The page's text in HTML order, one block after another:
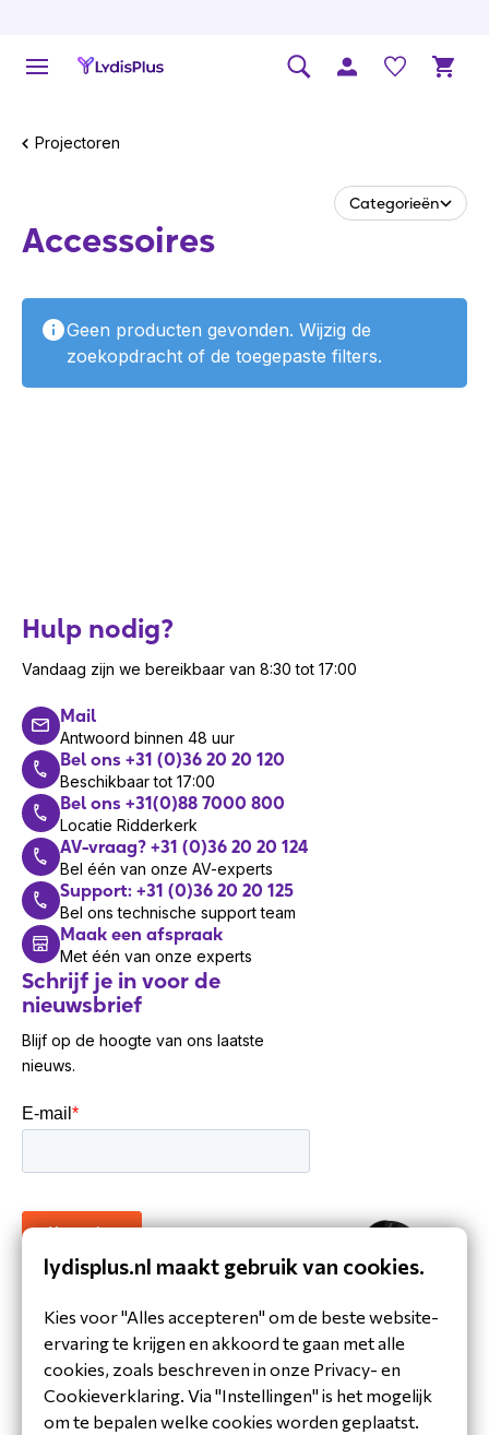
Projectoren
Categorieën
Accessoires
Geen producten gevonden. Wijzig de
zoekopdracht of de toegepaste filters.
Hulp nodig?
Vandaag zijn we bereikbaar van 8:30 tot 17:00
Mail
Antwoord binnen 48 uur
Bel ons +31 (0)36 20 20 120
Beschikbaar tot 17:00
Bel ons +31(0)88 7000 800
Locatie Ridderkerk
AV-vraag? +31 (0)36 20 20 124
Bel één van onze AV-experts
Support: +31 (0)36 20 20 125
Bel ons technische support team
Maak een afspraak
Met één van onze experts
Schrijf je in voor de
nieuwsbrief
Blijf op de hoogte van ons laatste
nieuws.
30 jaar ervaring in de branche
Toegewijd Nederlands service- en
ondersteuningsteam
Specialistische distributeur
lydisplus.nl maakt gebruik van cookies.
Kies voor "Alles accepteren" om de beste website-
ervaring te krijgen en akkoord te gaan met alle
cookies, zoals beschreven in onze Privacy- en
Cookieverklaring. Via "Instellingen" is het mogelijk
om te bepalen welke cookies worden geplaatst.